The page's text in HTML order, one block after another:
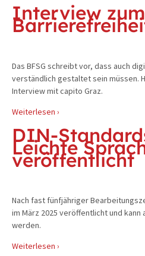
Interview zum
Das BFSG schreibt vor, dass auch
verständlich gestaltet sein müssen.
Interview mit capito Graz.
Weiterlesen ›
DIN-
Leichte
veröffentlicht
Nach fast fünfjähriger
im März 2025 veröffentlicht und
werden.
Weiterlesen ›